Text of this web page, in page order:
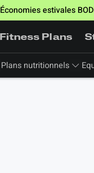
Économies estivales
Fitness Plans
Plans nutritionnels